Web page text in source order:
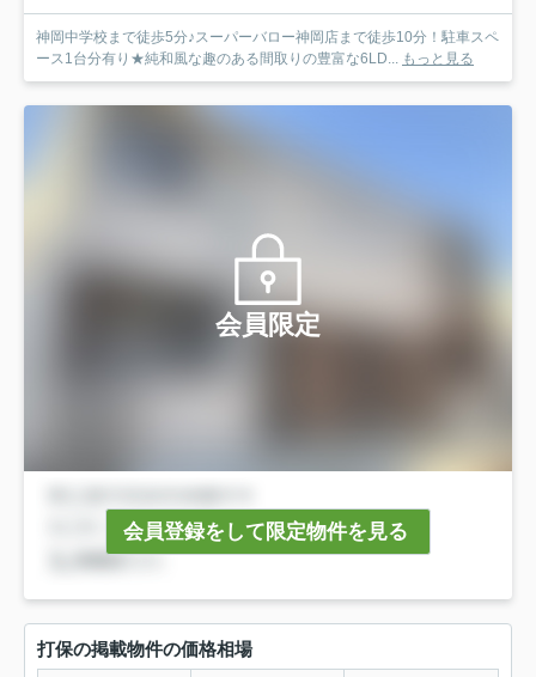
神岡中学校まで徒歩5分♪スーパーバロー神岡店まで徒歩10分！駐車スペ
ース1台分有り★純和風な趣のある間取りの豊富な6LD... もっと見る
会員限定
会員登録をして限定物件を見る
打保の掲載物件の価格相場